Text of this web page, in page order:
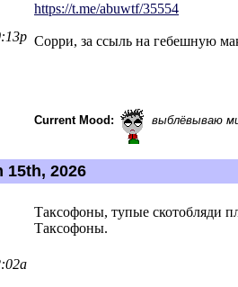
https://t.me/abuwtf/35554
Сорри, за ссыль на гебешную
Current Mood: выблёвываю
15th, 2026
Таксофоны, тупые скотобляди
Таксофоны.